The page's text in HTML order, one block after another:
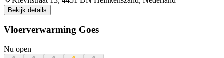
Bekijk details
Vloerverwarming Goes
Nu open